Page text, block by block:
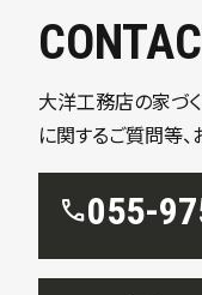
大洋工務店の家づ
に関するご質問等、
call055-